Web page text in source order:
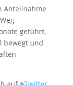
Anteilnahme
geführt,
bewegt und